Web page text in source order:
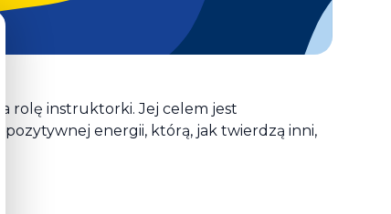
rolę instruktorki. Jej celem jest
energii, którą, jak twierdzą inni,